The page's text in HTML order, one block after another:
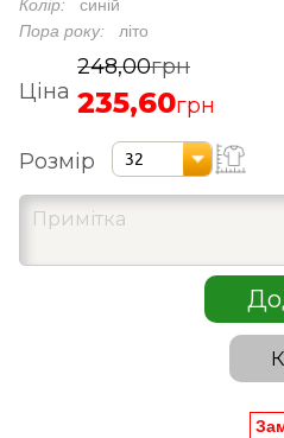
Колір: синій
Пора року: літо
Ціна
248,00грн
235,60грн
Розмір 32